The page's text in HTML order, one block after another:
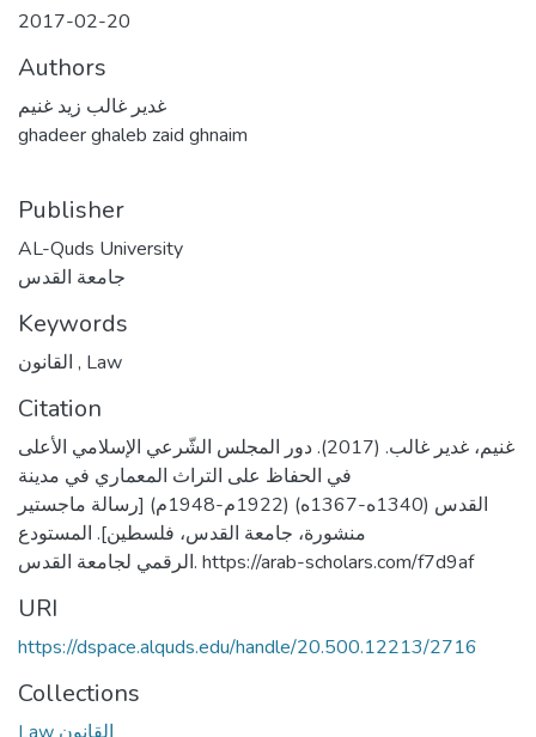
2017-02-20
Authors
غدير غالب زيد غنيم
ghadeer ghaleb zaid ghnaim
Publisher
AL-Quds University
جامعة القدس
Keywords
, Law
Citation
غنيم، غدير غالب. (2017). دور المجلس الشّرعي الإسلامي الأعلى
في الحفاظ على التراث المعماري في مدينة
القدس (1340ه-1367ه) (1922م-1948م) [رسالة ماجستير
منشورة، جامعة القدس، فلسطين]. المستودع
الرقمي لجامعة القدس. https://arab-scholars.com/f7d9af
URI
https://dspace.alquds.edu/handle/20.500.12213/2716
Collections